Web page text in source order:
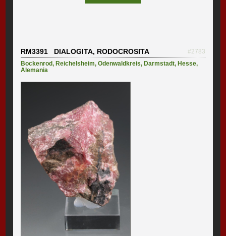
RM3391 DIALOGITA, RODOCROSITA
#2783
Bockenrod,Reichelsheim,Odenwaldkreis,Darmstadt,Hesse,
Alemania